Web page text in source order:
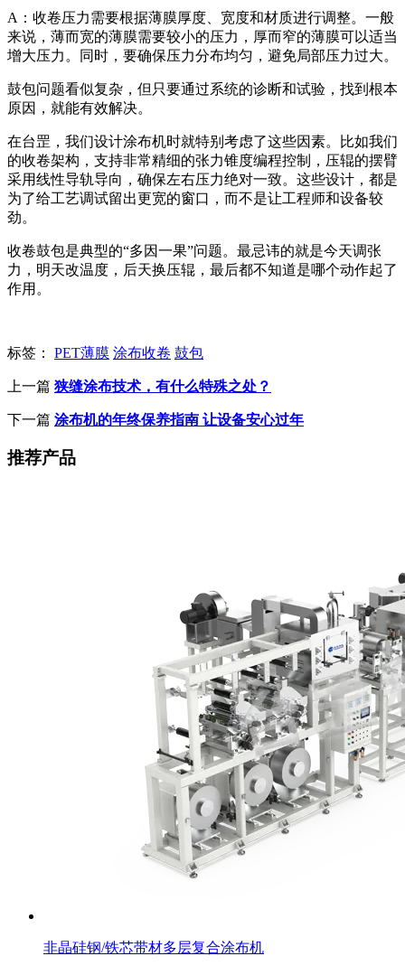
A：收卷压力需要根据薄膜厚度、宽度和材质进行调整。一般
来说，薄而宽的薄膜需要较小的压力，厚而窄的薄膜可以适当
增大压力。同时，要确保压力分布均匀，避免局部压力过大。
鼓包问题看似复杂，但只要通过系统的诊断和试验，找到根本
原因，就能有效解决。
在台罡，我们设计涂布机时就特别考虑了这些因素。比如我们
的收卷架构，支持非常精细的张力锥度编程控制，压辊的摆臂
采用线性导轨导向，确保左右压力绝对一致。这些设计，都是
为了给工艺调试留出更宽的窗口，而不是让工程师和设备较
劲。
收卷鼓包是典型的“多因一果”问题。最忌讳的就是今天调张
力，明天改温度，后天换压辊，最后都不知道是哪个动作起了
作用。
标签： PET薄膜 涂布收卷 鼓包
上一篇 狭缝涂布技术，有什么特殊之处？
下一篇 涂布机的年终保养指南 让设备安心过年
推荐产品
非晶硅钢/铁芯带材多层复合涂布机